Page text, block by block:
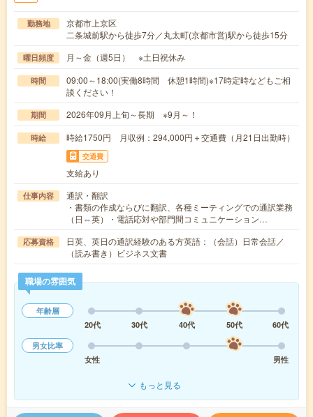
勤務地
京都市上京区
二条城前駅から徒歩7分／丸太町(京都市営)駅から徒歩15分
曜日頻度 月～金（週5日） ※土日祝休み
時間
09:00～18:00(実働8時間 休憩1時間)※17時定時などもご相
談ください！
期間 2026年09月上旬～長期 ※9月～！
時給 時給1750円 月収例：294,000円＋交通費（月21日出勤時）
交通費
支給あり
仕事内容
通訳・翻訳
・書類の作成ならびに翻訳、各種ミーティングでの通訳業務
（日⇔英）・電話応対や部門間コミュニケーション…
応募資格
日英、英日の通訳経験のある方英語：（会話）日常会話／
（読み書き）ビジネス文書
職場の雰囲気
年齢層
20代
30代 40代 50代
60代
男女比率
女性
男性
もっと見る